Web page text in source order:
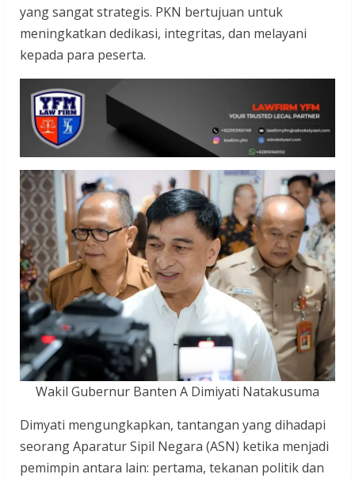
yang sangat strategis. PKN bertujuan untuk
meningkatkan dedikasi, integritas, dan melayani
kepada para peserta.
Wakil Gubernur Banten A Dimiyati Natakusuma
Dimyati mengungkapkan, tantangan yang dihadapi
seorang Aparatur Sipil Negara (ASN) ketika menjadi
pemimpin antara lain: pertama, tekanan politik dan